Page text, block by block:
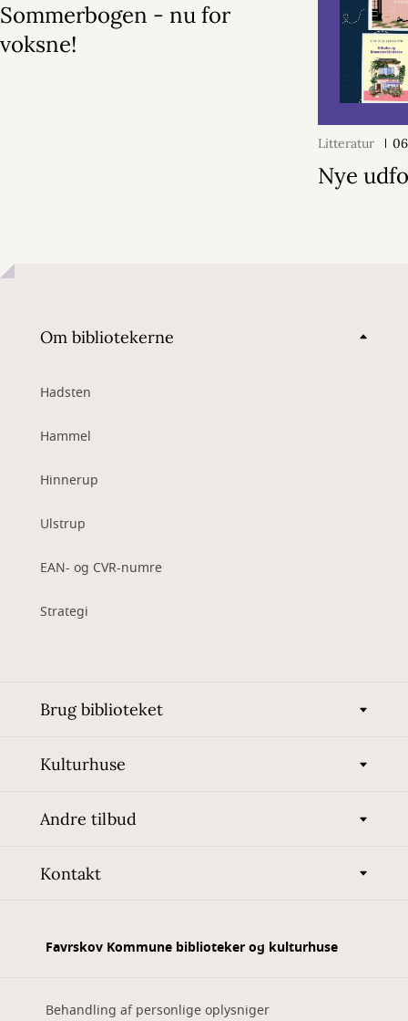
Sommerbogen - nu for
voksne!
Litteratur
Nye
Om bibliotekerne
Hadsten
Hammel
Hinnerup
Ulstrup
EAN- og CVR-numre
Strategi
Brug biblioteket
Kulturhuse
Andre tilbud
Kontakt
Favrskov Kommune biblioteker og kulturhuse
Behandling af personlige oplysniger